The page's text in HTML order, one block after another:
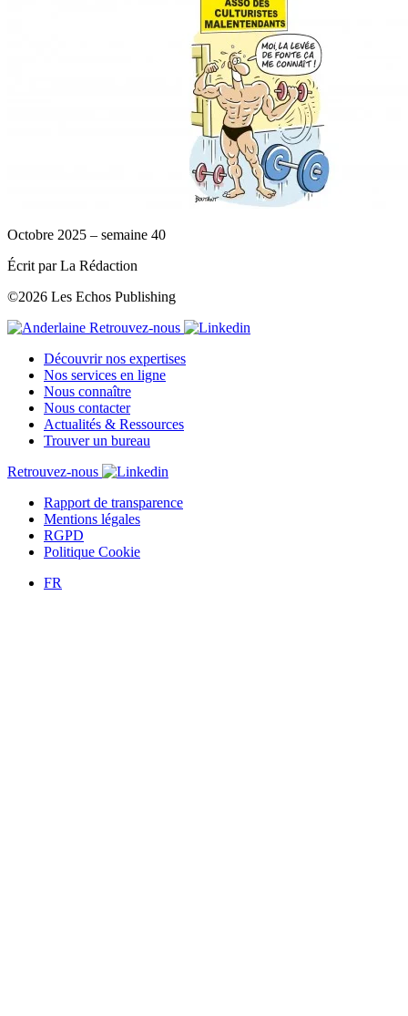
Octobre 2025 – semaine 40
Écrit par La Rédaction
©2026 Les Echos Publishing
Retrouvez-nous
Découvrir nos expertises
Nos services en ligne
Nous connaître
Nous contacter
Actualités & Ressources
Trouver un bureau
Retrouvez-nous
Rapport de transparence
Mentions légales
RGPD
Politique Cookie
FR